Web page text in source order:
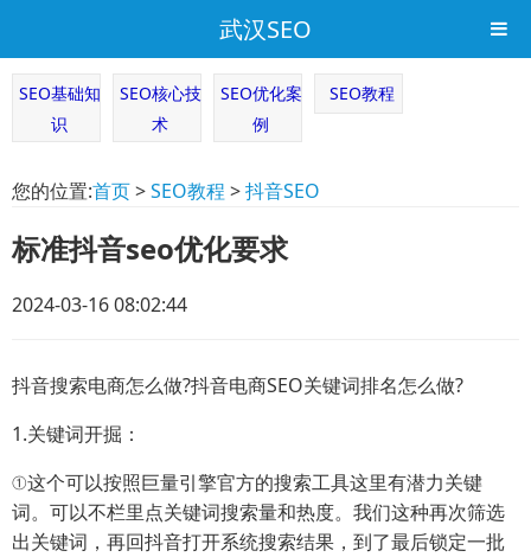
武汉SEO
SEO基础知
识
SEO核心技
术
SEO优化案
例
SEO教程
您的位置:首页>SEO教程 >抖音SEO
标准抖音seo优化要求
2024-03-16 08:02:44
抖音搜索电商怎么做?抖音电商SEO关键词排名怎么做?
1.关键词开掘：
①这个可以按照巨量引擎官方的搜索工具这里有潜力关键
词。可以不栏里点关键词搜索量和热度。我们这种再次筛选
出关键词，再回抖音打开系统搜索结果，到了最后锁定一批